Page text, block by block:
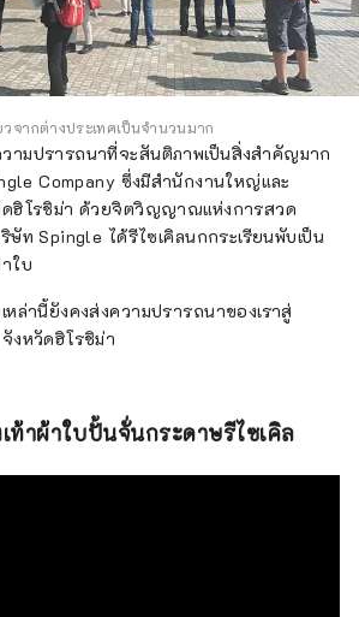
จากต่างประเทศเป็นจำนวนมาก
ามปรารถนาที่จะสันติภาพเป็นสิ่งสำคัญมาก
Company ซึ่งมีสำนักงานใหญ่และ
ดฮิโรชิม่า ด้วยจิตวิญญาณแห่งการสวด
ษัท Spingle ได้รีไซเคิลนกกระเรียนพับเป็น
ใบ
หล่านี้ยังคงส่งความปรารถนาของเราสู่
งหวัดฮิโรชิม่า
ท้าผ้าใบปั้นจั่นกระดาษรีไซเคิล